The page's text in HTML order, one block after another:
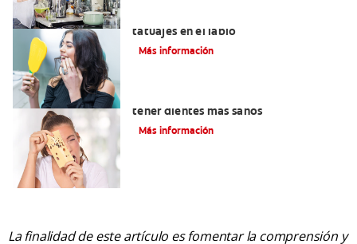
tatuajes en el labio
Más información
tener dientes más sanos
Más información
La finalidad de este artículo es fomentar la comprensión y